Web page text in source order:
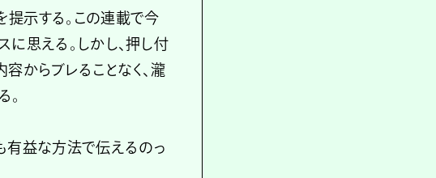
示する。この連載で今
思える。しかし、押し付
からブレることなく、瀧
。
有益な方法で伝えるのっ